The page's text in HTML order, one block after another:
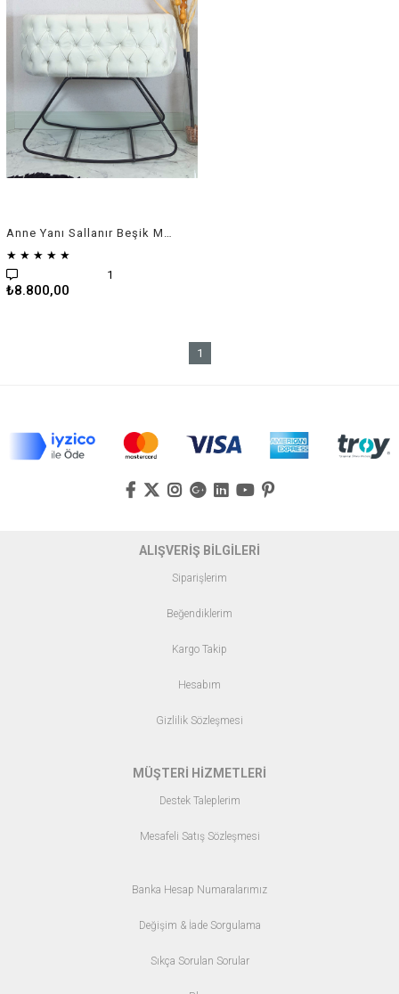
Anne Yanı Sallanır Beşik Metal Hamak Sepet Beşik
★ ★ ★ ★ ★
1
₺8.800,00
1
ALIŞVERİŞ BİLGİLERİ
Siparişlerim
Beğendiklerim
Kargo Takip
Hesabım
Gizlilik Sözleşmesi
MÜŞTERİ HİZMETLERİ
Destek Taleplerim
Mesafeli Satış Sözleşmesi
Banka Hesap Numaralarımız
Değişim & İade Sorgulama
Sıkça Sorulan Sorular